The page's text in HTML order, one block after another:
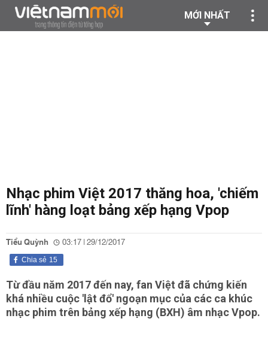
MỚI NHẤT
Nhạc phim Việt 2017 thăng hoa, 'chiếm
lĩnh' hàng loạt bảng xếp hạng Vpop
Tiểu Quỳnh 03:17 | 29/12/2017
15
Chia sẻ
Từ đầu năm 2017 đến nay, fan Việt đã chứng kiến
khá nhiều cuộc 'lật đổ' ngoạn mục của các ca khúc
nhạc phim trên bảng xếp hạng (BXH) âm nhạc Vpop.